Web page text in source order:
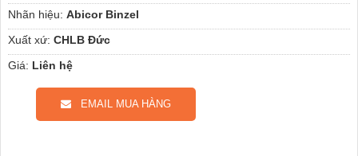
Nhãn hiệu: Abicor Binzel
Xuất xứ: CHLB Đức
Giá: Liên hệ
EMAIL MUA HÀNG